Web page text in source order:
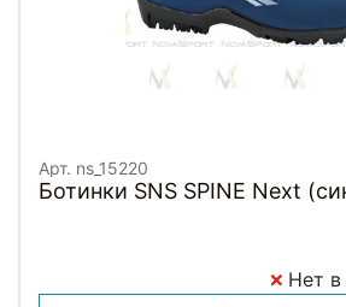
Арт. ns_15220
Ботинки SNS SPINE Next
Нет в